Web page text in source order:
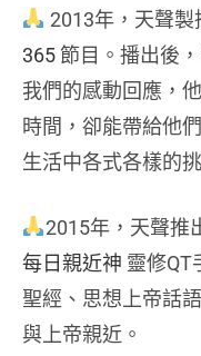
2013年，天聲製
365 節目。播出後
我們的感動回應，
時間，卻能帶給他
生活中各式各樣的
2015年，天聲推
每日親近神 靈修QT
聖經、思想上帝話
與上帝親近。